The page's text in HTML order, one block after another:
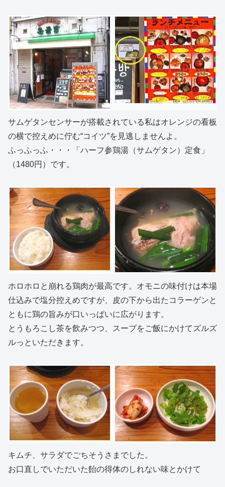
サムゲタンセンサーが搭載されている私はオレンジの看板
の横で控えめに佇む“コイツ”を見逃しませんよ。
ふっふっふ・・・「ハーフ参鶏湯（サムゲタン）定食」
（1480円）です。
ホロホロと崩れる鶏肉が最高です。オモニの味付けは本場
仕込みで塩分控えめですが、皮の下から出たコラーゲンと
ともに鶏の旨みが口いっぱいに広がります。
とうもろこし茶を飲みつつ、スープをご飯にかけてズルズ
ルっといただきます。
キムチ、サラダでごちそうさまでした。
お口直しでいただいた飴の得体のしれない味とかけて